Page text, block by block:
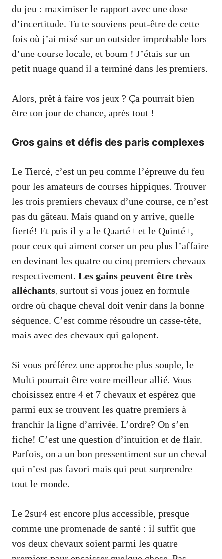
du jeu : maximiser le rapport avec une dose
d’incertitude. Tu te souviens peut-être de cette
fois où j’ai misé sur un outsider improbable lors
d’une course locale, et boum ! J’étais sur un
petit nuage quand il a terminé dans les premiers.
Alors, prêt à faire vos jeux ? Ça pourrait bien
être ton jour de chance, après tout !
Gros gains et défis des paris complexes
Le Tiercé, c’est un peu comme l’épreuve du feu
pour les amateurs de courses hippiques. Trouver
les trois premiers chevaux d’une course, ce n’est
pas du gâteau. Mais quand on y arrive, quelle
fierté! Et puis il y a le Quarté+ et le Quinté+,
pour ceux qui aiment corser un peu plus l’affaire
en devinant les quatre ou cinq premiers chevaux
respectivement. Les gains peuvent être très
alléchants, surtout si vous jouez en formule
ordre où chaque cheval doit venir dans la bonne
séquence. C’est comme résoudre un casse-tête,
mais avec des chevaux qui galopent.
Si vous préférez une approche plus souple, le
Multi pourrait être votre meilleur allié. Vous
choisissez entre 4 et 7 chevaux et espérez que
parmi eux se trouvent les quatre premiers à
franchir la ligne d’arrivée. L’ordre? On s’en
fiche! C’est une question d’intuition et de flair.
Parfois, on a un bon pressentiment sur un cheval
qui n’est pas favori mais qui peut surprendre
tout le monde.
Le 2sur4 est encore plus accessible, presque
comme une promenade de santé : il suffit que
vos deux chevaux soient parmi les quatre